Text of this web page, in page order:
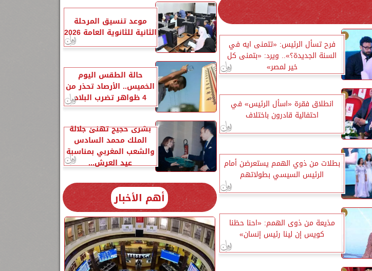
فرح تسأل الرئيس: «تتمنى ايه في
السنة الجديدة؟».. ويرد: «بتمنى كل
خير لمصر»
انطلاق فقرة «اسأل الرئيس» في
احتفالية قادرون باختلاف
بطلات من ذوي الهمم يستعرضن أمام
الرئيس السيسي بطولاتهم
مذيعة من ذوى الهمم: «احنا حظنا
كويس إن لينا رئيس إنسان»
موعد تنسيق المرحلة
الثانية للثانوية العامة 2026
حالة الطقس اليوم
الخميس.. الأرصاد تحذر من
4 ظواهر تضرب البلاد
بشرى حجيج تهنئ جلالة
الملك محمد السادس
والشعب المغربي بمناسبة
عيد العرش...
أهم الأخبار